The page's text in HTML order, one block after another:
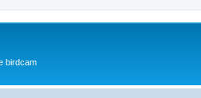
birdcam